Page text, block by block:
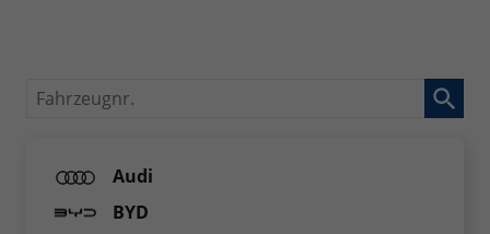
Fahrzeugnr.
Audi
BYD